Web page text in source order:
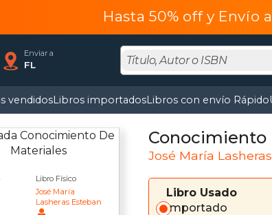
Hasta 50% off y
Enviar a
FL
vendidosLibros importadosLibros con envío Rápido
Libro Físico
José María
Lasheras Esteban
Conocimiento
José María
Libro Usado
Importado